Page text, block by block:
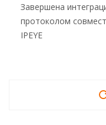
Завершена
протоколом
IPEYE